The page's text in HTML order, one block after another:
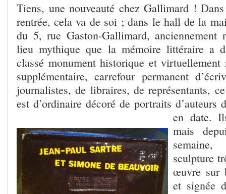
Tiens, une nouveauté chez Gallimard !
rentrée, cela va de soi ; dans le hall de la
du 5, rue Gaston-Gallimard, anciennement
lieu mythique que la mémoire littéraire a
classé monument historique et virtuellement
supplémentaire, carrefour permanent
journalistes, de libraires, de représentants,
est d’ordinaire décoré de portraits d’auteurs
en date.
mais
sculpture
œuvre sur
et signée